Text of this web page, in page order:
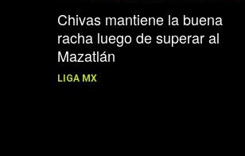
Chivas mantiene la buena
racha luego de superar al
Mazatlán
LIGA MX